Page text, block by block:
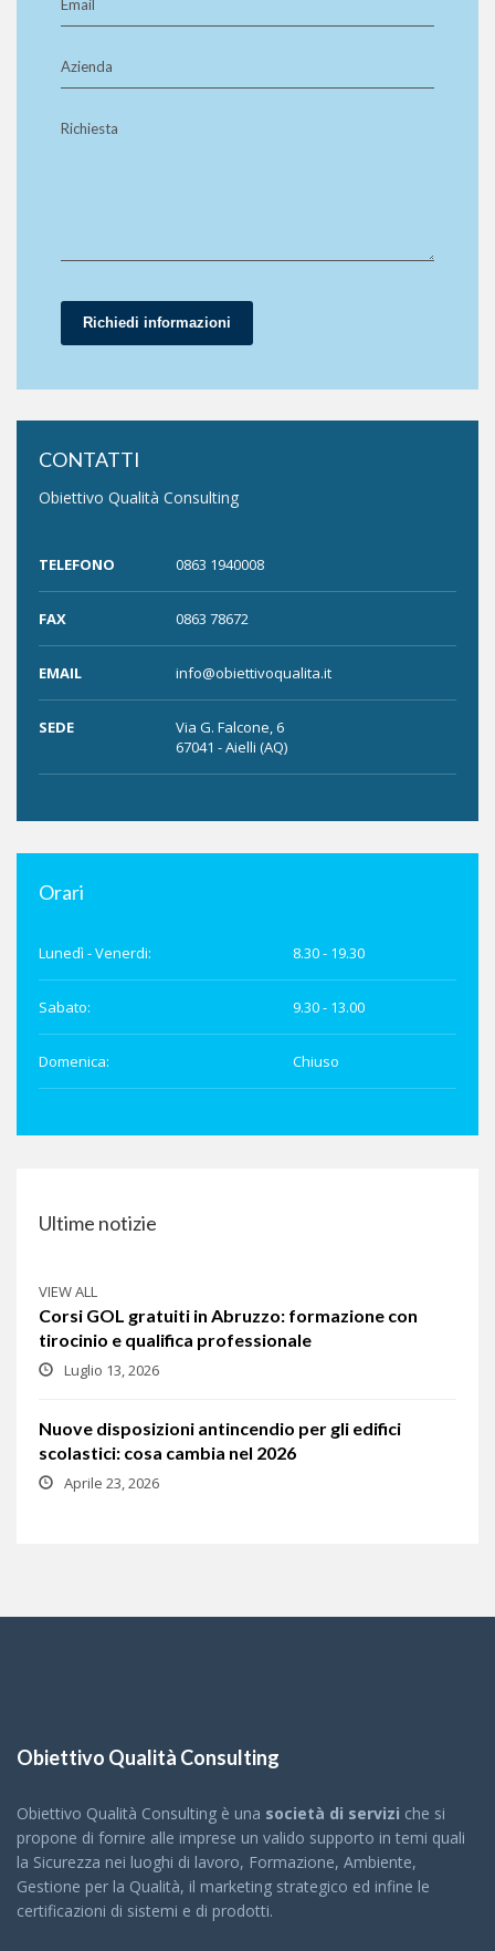
Email
Azienda
Richiesta
Richiedi informazioni
CONTATTI
Obiettivo Qualità Consulting
TELEFONO 0863 1940008
FAX 0863 78672
EMAIL info@obiettivoqualita.it
SEDE
Via G. Falcone, 6
67041 - Aielli (AQ)
Orari
Lunedì - Venerdi: 8.30 - 19.30
Sabato: 9.30 - 13.00
Domenica: Chiuso
Ultime notizie
VIEW ALL
Corsi GOL gratuiti in Abruzzo: formazione con
tirocinio e qualifica professionale
Luglio 13, 2026
Nuove disposizioni antincendio per gli edifici
scolastici: cosa cambia nel 2026
Aprile 23, 2026
Obiettivo Qualità Consulting
Obiettivo Qualità Consulting è una società di servizi che si
propone di fornire alle imprese un valido supporto in temi quali
la Sicurezza nei luoghi di lavoro, Formazione, Ambiente,
Gestione per la Qualità, il marketing strategico ed infine le
certificazioni di sistemi e di prodotti.